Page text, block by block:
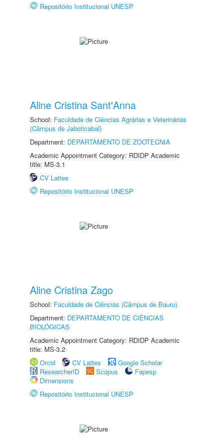
Repositório Institucional UNESP
Aline Cristina Sant'Anna
School: Faculdade de Ciências Agrárias e Veterinárias
(Câmpus de Jaboticabal)
Department: DEPARTAMENTO DE ZOOTECNIA
Academic Appointment Category: RDIDP Academic
title: MS-3.1
CV Lattes
Repositório Institucional UNESP
Aline Cristina Zago
School: Faculdade de Ciências (Câmpus de Bauru)
Department: DEPARTAMENTO DE CIÊNCIAS
BIOLÓGICAS
Academic Appointment Category: RDIDP Academic
title: MS-3.2
Orcid
CV Lattes
Google Scholar
ResearcherID
Scopus
Fapesp
Dimensions
Repositório Institucional UNESP